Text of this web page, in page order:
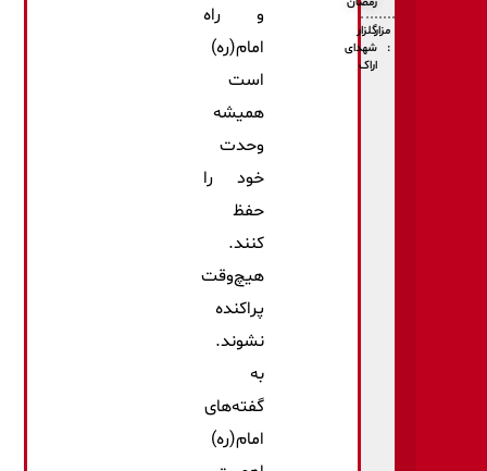
مزار
:
گلزار
شهدای
اراک
و راه
امام(ره)
است
همیشه
وحدت
خود را
حفظ
كنند.
هیچ‌وقت
پراكنده
نشوند.
به
گفته‌های
امام(ره)